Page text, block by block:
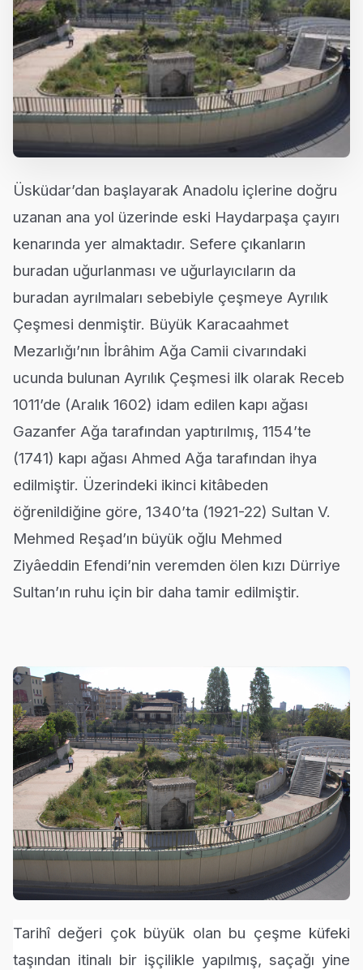
Üsküdar’dan başlayarak Anadolu içlerine doğru
uzanan ana yol üzerinde eski Haydarpaşa çayırı
kenarında yer almaktadır. Sefere çıkanların
buradan uğurlanması ve uğurlayıcıların da
buradan ayrılmaları sebebiyle çeşmeye Ayrılık
Çeşmesi denmiştir. Büyük Karacaahmet
Mezarlığı’nın İbrâhim Ağa Camii civarındaki
ucunda bulunan Ayrılık Çeşmesi ilk olarak Receb
1011’de (Aralık 1602) idam edilen kapı ağası
Gazanfer Ağa tarafından yaptırılmış, 1154’te
(1741) kapı ağası Ahmed Ağa tarafından ihya
edilmiştir. Üzerindeki ikinci kitâbeden
öğrenildiğine göre, 1340’ta (1921-22) Sultan V.
Mehmed Reşad’ın büyük oğlu Mehmed
Ziyâeddin Efendi’nin veremden ölen kızı Dürriye
Sultan’ın ruhu için bir daha tamir edilmiştir.
Tarihî değeri çok büyük olan bu çeşme küfeki
taşından itinalı bir işçilikle yapılmış, saçağı yine